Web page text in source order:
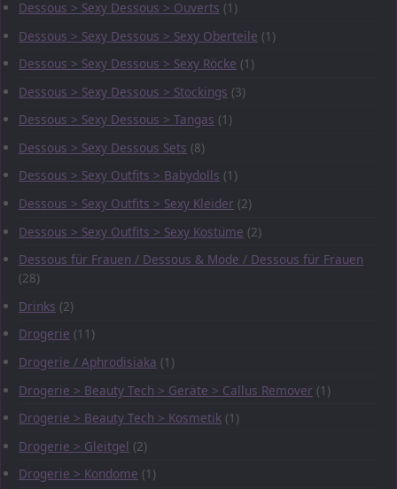
Dessous > Sexy Dessous > Ouverts (1)
Dessous > Sexy Dessous > Sexy Oberteile (1)
Dessous > Sexy Dessous > Sexy Röcke (1)
Dessous > Sexy Dessous > Stockings (3)
Dessous > Sexy Dessous > Tangas (1)
Dessous > Sexy Dessous Sets (8)
Dessous > Sexy Outfits > Babydolls (1)
Dessous > Sexy Outfits > Sexy Kleider (2)
Dessous > Sexy Outfits > Sexy Kostüme (2)
Dessous für Frauen / Dessous & Mode / Dessous für Frauen
(28)
Drinks (2)
Drogerie (11)
Drogerie / Aphrodisiaka (1)
Drogerie > Beauty Tech > Geräte > Callus Remover (1)
Drogerie > Beauty Tech > Kosmetik (1)
Drogerie > Gleitgel (2)
Drogerie > Kondome (1)